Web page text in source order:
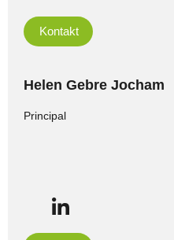
Kontakt
Helen Gebre Jocham
Principal